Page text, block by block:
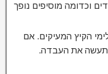
וכדומה מוסיפים נופך
הקיץ המעיקים. אם
תעשה את העבדה.